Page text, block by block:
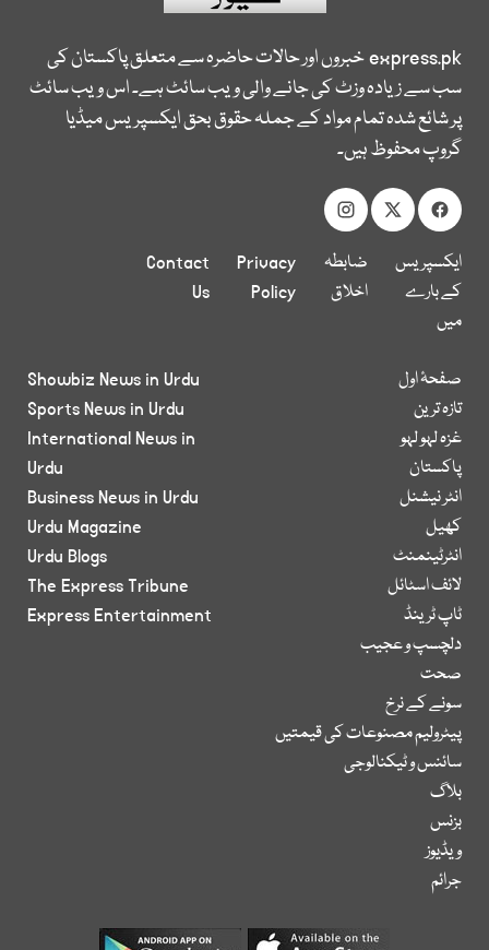
express.pkخبروں اور حالات حاضرہ سے متعلق پاکستان کی
سب سے زیادہ وزٹ کی جانے والی ویب سائٹ ہے۔ اس ویب سائٹ
پر شائع شدہ تمام مواد کے جملہ حقوق بحق ایکسپریس میڈیا
گروپ محفوظ ہیں۔
ایکسپریس
کے بارے
میں
ضابطہ
اخلاق
Privacy
Policy
Contact
Us
صفحۂ اول
تازہ ترین
غزہ لہو لہو
پاکستان
انٹر نیشنل
کھیل
انٹرٹینمنٹ
لائف اسٹائل
ٹاپ ٹرینڈ
دلچسپ و عجیب
صحت
سونے کے نرخ
پیٹرولیم مصنوعات کی قیمتیں
سائنس و ٹیکنالوجی
بلاگ
بزنس
ویڈیوز
جرائم
Showbiz News in Urdu
Sports News in Urdu
International News in
Urdu
Business News in Urdu
Urdu Magazine
Urdu Blogs
The Express Tribune
Express Entertainment